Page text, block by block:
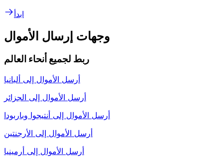
ابدأ
وجهات إرسال الأموال
ربط لجميع أنحاء العالم
أرسل الأموال إلى ألبانيا
أرسل الأموال إلى الجزائر
أرسل الأموال إلى أنتيجوا وباربودا
أرسل الأموال إلى الأرجنتين
أرسل الأموال إلى أرمينيا